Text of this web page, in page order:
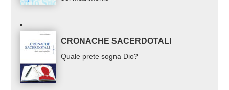
CRONACHE SACERDOTALI
Quale prete sogna Dio?